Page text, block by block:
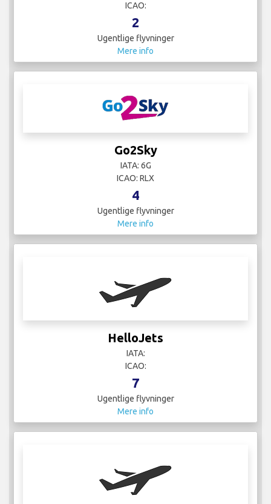
ICAO:
2
Ugentlige flyvninger
Mere info
Go2Sky
IATA: 6G
ICAO: RLX
4
Ugentlige flyvninger
Mere info
HelloJets
IATA:
ICAO:
7
Ugentlige flyvninger
Mere info